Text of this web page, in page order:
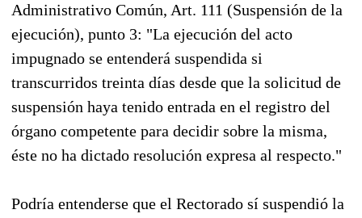
Administrativo Común, Art. 111 (Suspensión de la
ejecución), punto 3: "La ejecución del acto
impugnado se entenderá suspendida si
transcurridos treinta días desde que la solicitud de
suspensión haya tenido entrada en el registro del
órgano competente para decidir sobre la misma,
éste no ha dictado resolución expresa al respecto."
Podría entenderse que el Rectorado sí suspendió la